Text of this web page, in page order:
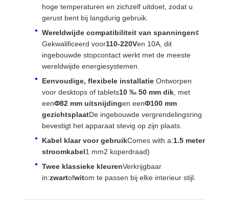
Thuis Producten Videos Over Ons
Fabrieksreis Kwaliteitscont
Role
Contacteer
Ons
hoge temperaturen en zichzelf uitdoet, zodat u
gerust bent bij langdurig gebruik.
Wereldwijde compatibiliteit van spanningen¢
Gekwalificeerd voor110-220Ven 10A, dit
ingebouwde stopcontact werkt met de meeste
wereldwijde energiesystemen.
Eenvoudige, flexibele installatie️ Ontworpen
voor desktops of tablets10 ‰ 50 mm dik, met
eenΦ82 mm uitsnijdingen eenΦ100 mm
gezichtsplaatDe ingebouwde vergrendelingsring
bevestigt het apparaat stevig op zijn plaats.
Kabel klaar voor gebruikComes with a:1.5 meter
stroomkabel1 mm2 koperdraad)
Twee klassieke kleurenVerkrijgbaar
in:zwartofwitom te passen bij elke interieur stijl.